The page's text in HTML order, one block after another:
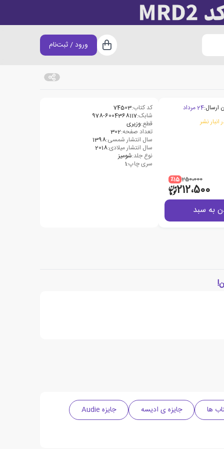
سبد خرید
ورود / ثبت‌نام
ارسال:24 مرداد
انبار نشر
250،000 ٪15
212،500
به سبد
کد کتاب:74503
شابک:978-6004368117
قطع:وزیری
تعداد صفحه:302
سال انتشار شمسی:1398
سال انتشار میلادی:2018
نوع جلد:شومیز
سری چاپ:1
ها جایزه ی ادیسه
جایزه Audie